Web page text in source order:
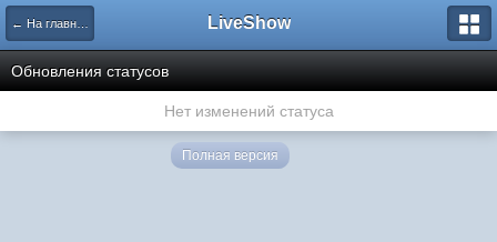
← На главную LiveShow
Обновления статусов
Нет изменений статуса
Полная версия